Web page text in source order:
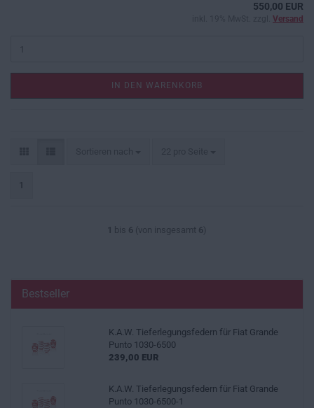
550,00 EUR
Versand
IN DEN WARENKORB
1
1 bis 6 (von insgesamt 6 )
Bestseller
K.A.W. Tieferlegungsfedern für Fiat Grande
Punto 1030-6500
239,00 EUR
K.A.W. Tieferlegungsfedern für Fiat Grande
Punto 1030-6500-1